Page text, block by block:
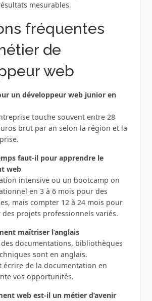
mesurables.
fréquentes
de
web
un développeur web junior en
touche souvent entre 28
brut par an selon la région et la
faut‑il pour apprendre le
web
intensive ou un bootcamp on
en 3 à 6 mois pour des
mais compter 12 à 24 mois pour
des projets professionnels variés.
maîtriser l’anglais
documentations, bibliothèques
sont en anglais.
écrire de la documentation en
vos opportunités.
web est‑il un métier d’avenir